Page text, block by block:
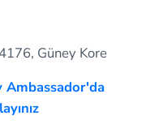
Güney Kore